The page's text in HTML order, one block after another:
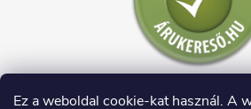
Ez a weboldal cookie-kat használ. A